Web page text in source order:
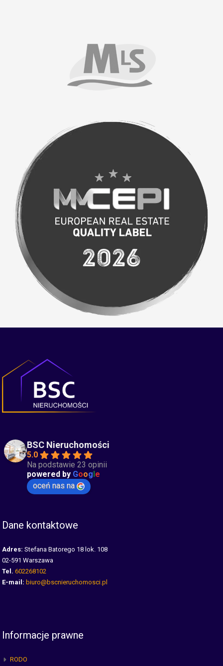
BSC Nieruchomości
5.0
Na podstawie 23 opinii
powered by Google
oceń nas na
Dane kontaktowe
Adres: Stefana Batorego 18 lok. 108
02-591 Warszawa
Tel. 602268102
E-mail: biuro@bscnieruchomosci.pl
Informacje prawne
RODO